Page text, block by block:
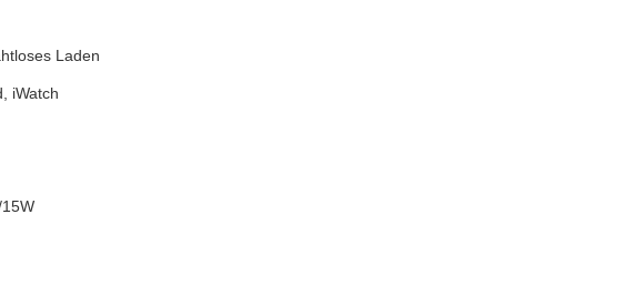
Laden
iWatch